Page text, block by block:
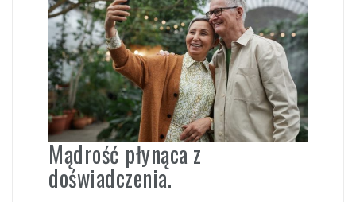
Mądrość płynąca z
doświadczenia.